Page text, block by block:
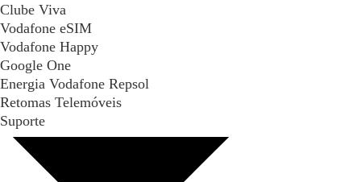
Clube Viva
Vodafone eSIM
Vodafone Happy
Google One
Energia Vodafone Repsol
Retomas Telemóveis
Suporte